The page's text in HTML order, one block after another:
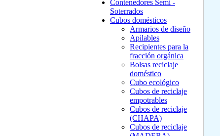
Contenedores Semi -
Soterrados
Cubos domésticos
Armarios de diseño
Apilables
Recipientes para la
fracción orgánica
Bolsas reciclaje
doméstico
Cubo ecológico
Cubos de reciclaje
empotrables
Cubos de reciclaje
(CHAPA)
Cubos de reciclaje